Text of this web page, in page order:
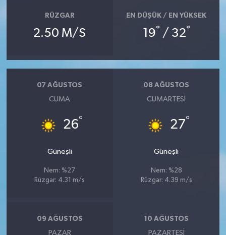
RÜZGAR
2.50 M/S
EN DÜŞÜK / EN YÜKSEK
19° / 32°
07 AĞUSTOS
CUMA
26°
Güneşli
Nem: %27
Rüzgar: 4.31 m/s
08 AĞUSTOS
CUMARTESI
27°
Güneşli
Nem: %28
Rüzgar: 4.39 m/s
09 AĞUSTOS
PAZAR
10 AĞUSTOS
PAZARTESI